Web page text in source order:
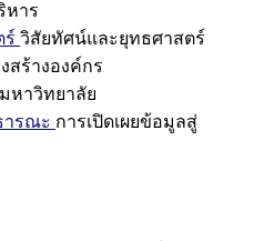
หาร
ร์ วิสัยทัศน์และยุทธศาสตร์
สร้างองค์กร
หาวิทยาลัย
ารณะ การเปิดเผยข้อมูลสู่